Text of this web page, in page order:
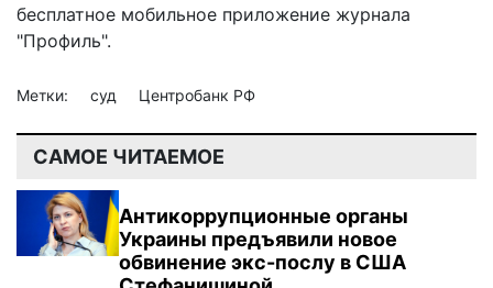
бесплатное мобильное приложение журнала
"Профиль".
Метки: суд Центробанк РФ
САМОЕ ЧИТАЕМОЕ
Антикоррупционные органы
Украины предъявили новое
обвинение экс-послу в США